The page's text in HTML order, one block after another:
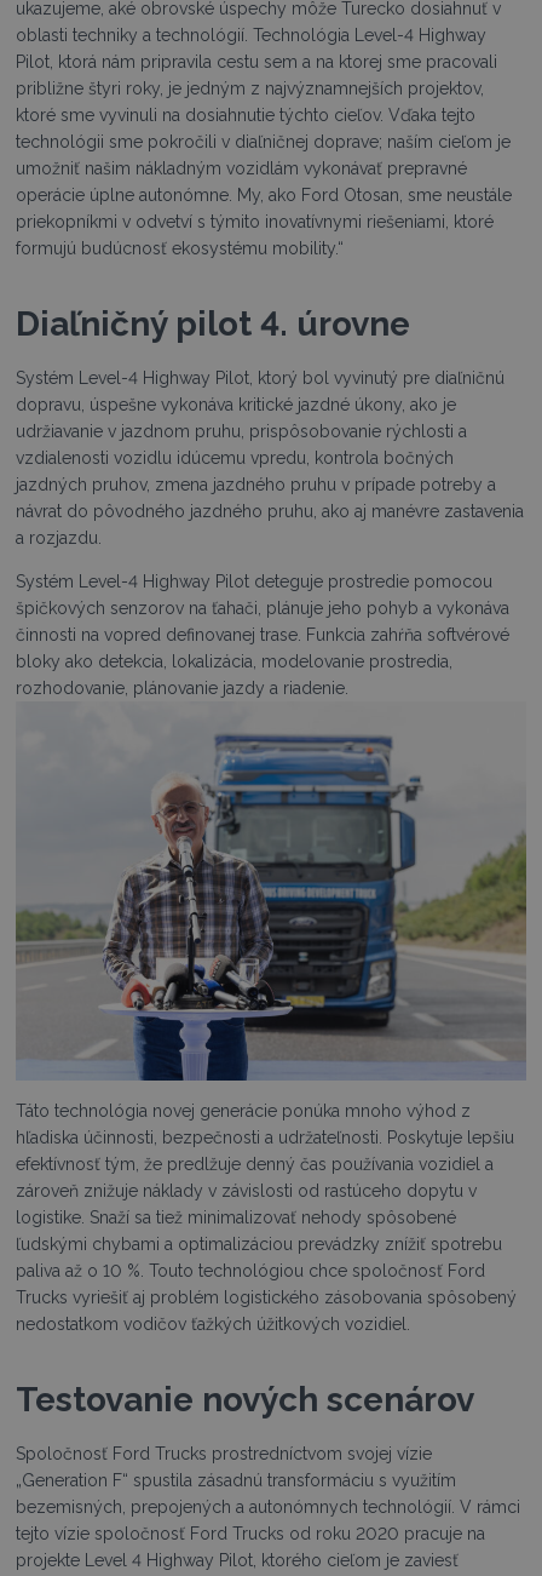
ukazujeme, aké obrovské úspechy môže Turecko dosiahnuť v
oblasti techniky a technológií. Technológia Level-4 Highway
Pilot, ktorá nám pripravila cestu sem a na ktorej sme pracovali
približne štyri roky, je jedným z najvýznamnejších projektov,
ktoré sme vyvinuli na dosiahnutie týchto cieľov. Vďaka tejto
technológii sme pokročili v diaľničnej doprave; naším cieľom je
umožniť našim nákladným vozidlám vykonávať prepravné
operácie úplne autonómne. My, ako Ford Otosan, sme neustále
priekopníkmi v odvetví s týmito inovatívnymi riešeniami, ktoré
formujú budúcnosť ekosystému mobility.“
Diaľničný pilot 4. úrovne
Systém Level-4 Highway Pilot, ktorý bol vyvinutý pre diaľničnú
dopravu, úspešne vykonáva kritické jazdné úkony, ako je
udržiavanie v jazdnom pruhu, prispôsobovanie rýchlosti a
vzdialenosti vozidlu idúcemu vpredu, kontrola bočných
jazdných pruhov, zmena jazdného pruhu v prípade potreby a
návrat do pôvodného jazdného pruhu, ako aj manévre zastavenia
a rozjazdu.
Systém Level-4 Highway Pilot deteguje prostredie pomocou
špičkových senzorov na ťahači, plánuje jeho pohyb a vykonáva
činnosti na vopred definovanej trase. Funkcia zahŕňa softvérové
bloky ako detekcia, lokalizácia, modelovanie prostredia,
rozhodovanie, plánovanie jazdy a riadenie.
Táto technológia novej generácie ponúka mnoho výhod z
hľadiska účinnosti, bezpečnosti a udržateľnosti. Poskytuje lepšiu
efektívnosť tým, že predlžuje denný čas používania vozidiel a
zároveň znižuje náklady v závislosti od rastúceho dopytu v
logistike. Snaží sa tiež minimalizovať nehody spôsobené
ľudskými chybami a optimalizáciou prevádzky znížiť spotrebu
paliva až o 10 %. Touto technológiou chce spoločnosť Ford
Trucks vyriešiť aj problém logistického zásobovania spôsobený
nedostatkom vodičov ťažkých úžitkových vozidiel.
Testovanie nových scenárov
Spoločnosť Ford Trucks prostredníctvom svojej vízie
„Generation F“ spustila zásadnú transformáciu s využitím
bezemisných, prepojených a autonómnych technológií. V rámci
tejto vízie spoločnosť Ford Trucks od roku 2020 pracuje na
projekte Level 4 Highway Pilot, ktorého cieľom je zaviesť